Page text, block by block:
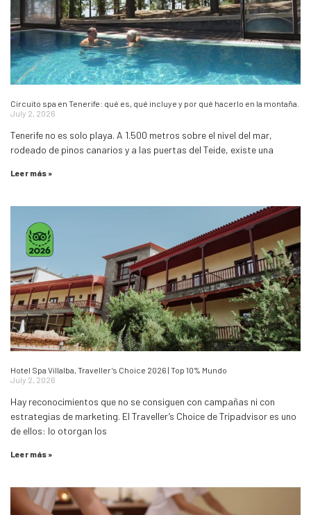
Circuito spa en Tenerife: qué es, qué incluye y por qué hacerlo en la montaña.
July 2, 2026
Tenerife no es solo playa. A 1.500 metros sobre el nivel del mar,
rodeado de pinos canarios y a las puertas del Teide, existe una
Leer más »
Hotel Spa Villalba, Traveller’s Choice 2026 | Top 10% Mundo
July 2, 2026
Hay reconocimientos que no se consiguen con campañas ni con
estrategias de marketing. El Traveller’s Choice de Tripadvisor es uno
de ellos: lo otorgan los
Leer más »